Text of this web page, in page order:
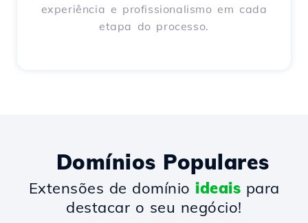
experiência e profissionalismo em cada
etapa do processo.
Domínios Populares
Extensões de domínio ideais para
destacar o seu negócio!